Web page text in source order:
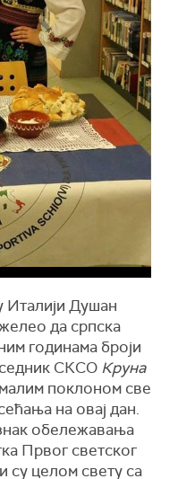
Италији Душан
да српска
годинама броји
СКСО Круна
поклоном све
на овај дан.
обележавања
Првог светског
су целом свету са